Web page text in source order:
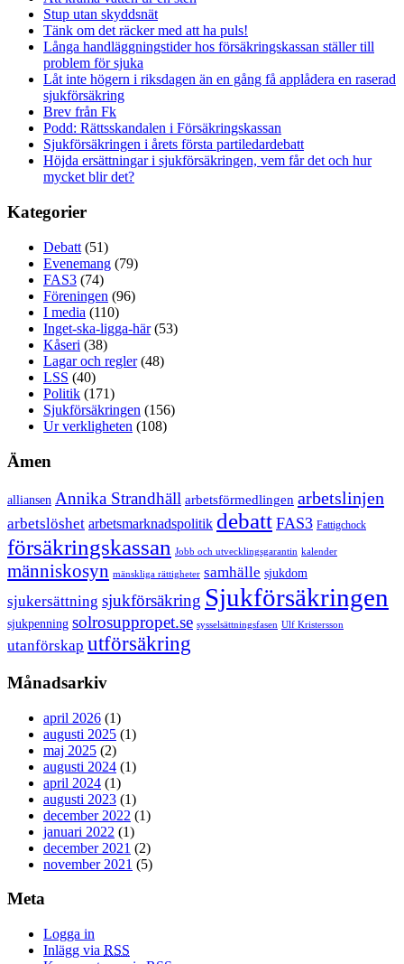
Stup utan skyddsnät
Tänk om det räcker med att ha puls!
Långa handläggningstider hos försäkringskassan ställer till
problem för sjuka
Låt inte högern i riksdagen än en gång få applådera en raserad
sjukförsäkring
Brev från Fk
Podd: Rättsskandalen i Försäkringskassan
Sjukförsäkringen i årets första partiledardebatt
Höjda ersättningar i sjukförsäkringen, vem får det och hur
mycket blir det?
Kategorier
Debatt (51)
Evenemang (79)
FAS3 (74)
Föreningen (96)
I media (110)
Inget-ska-ligga-här(53)
Kåseri (38)
Lagar och regler(48)
LSS (40)
Politik (171)
Sjukförsäkringen (156)
Ur verkligheten (108)
Ämen
alliansen Annika Strandhäll arbetsförmedlingen arbetslinjen
arbetslöshet arbetsmarknadspolitik debatt FAS3 Fattigchock
försäkringskassan Jobb och utvecklingsgarantin kalender
människosyn mänskliga rättigheter samhälle sjukdom
sjukersättning sjukförsäkring Sjukförsäkringen
sjukpenning solrosuppropet.se sysselsättningsfasen Ulf Kristersson
utanförskap utförsäkring
Månadsarkiv
april 2026 (1)
augusti 2025 (1)
maj 2025 (2)
augusti 2024 (1)
april 2024 (1)
augusti 2023 (1)
december 2022 (1)
januari 2022 (1)
december 2021 (2)
november 2021 (5)
Meta
Logga in
Inlägg via RSS